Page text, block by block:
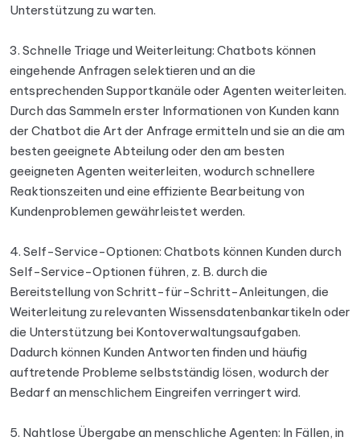
Unterstützung zu warten.
3. Schnelle Triage und Weiterleitung: Chatbots können
eingehende Anfragen selektieren und an die
entsprechenden Supportkanäle oder Agenten weiterleiten.
Durch das Sammeln erster Informationen von Kunden kann
der Chatbot die Art der Anfrage ermitteln und sie an die am
besten geeignete Abteilung oder den am besten
geeigneten Agenten weiterleiten, wodurch schnellere
Reaktionszeiten und eine effiziente Bearbeitung von
Kundenproblemen gewährleistet werden.
4. Self-Service-Optionen: Chatbots können Kunden durch
Self-Service-Optionen führen, z. B. durch die
Bereitstellung von Schritt-für-Schritt-Anleitungen, die
Weiterleitung zu relevanten Wissensdatenbankartikeln oder
die Unterstützung bei Kontoverwaltungsaufgaben.
Dadurch können Kunden Antworten finden und häufig
auftretende Probleme selbstständig lösen, wodurch der
Bedarf an menschlichem Eingreifen verringert wird.
5. Nahtlose Übergabe an menschliche Agenten: In Fällen, in